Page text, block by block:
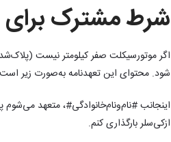
شرط مشترک برای
اگر موتورسیکلت صفر کیلومتر نیست (پلاک‌شده
شود. محتوای این تعهدنامه به‌صورت زیر
اینجانب #نام‌و‌نام‌خانوادگی#، متعهد
ازکی‌سلر بارگذاری کنم.